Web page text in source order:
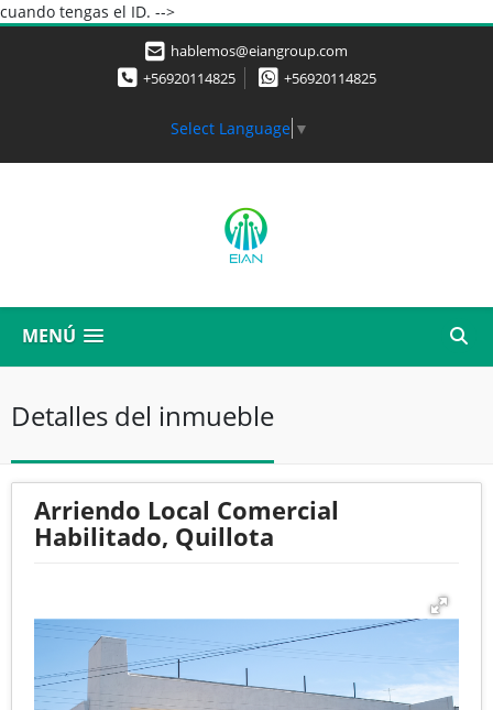
cuando tengas el ID. -->
hablemos@eiangroup.com
+56920114825
+56920114825
Select Language ▼
MENÚ
Detalles del inmueble
Arriendo Local Comercial
Habilitado, Quillota